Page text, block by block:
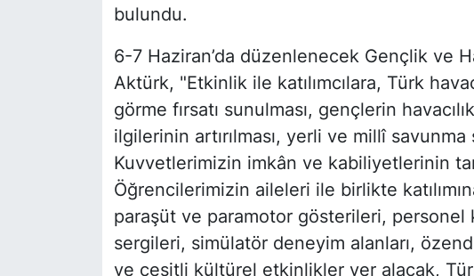
bulundu.
6-7 Haziran’da düzenlenecek Gençlik ve
Aktürk, "Etkinlik ile katılımcılara, Türk
görme fırsatı sunulması, gençlerin
ilgilerinin artırılması, yerli ve millî
Kuvvetlerimizin imkân ve kabiliyetlerinin
Öğrencilerimizin aileleri ile birlikte
paraşüt ve paramotor gösterileri, personel
sergileri, simülatör deneyim alanları,
ve çeşitli kültürel etkinlikler yer alacak, Türk